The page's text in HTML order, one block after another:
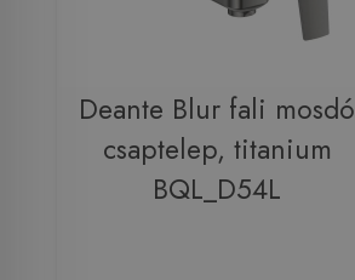
Deante Blur fali mosdó
csaptelep, titanium
BQL_D54L